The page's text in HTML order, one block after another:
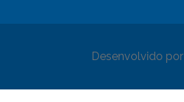
Desenvolvido por